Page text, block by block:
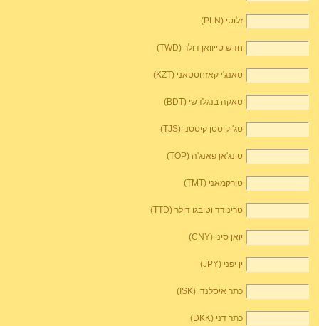
זלוטי (PLN)
חדש טייוואן דולר (TWD)
טאנג'י קאזחסטאני (KZT)
טאקה בנגלדשי (BDT)
טג'יקיסטן קיסטני (TJS)
טונג'אן פאנג'ה (TOP)
טורקמאני (TMT)
טרינידד וטובגו דולר (TTD)
יואן סיני (CNY)
ין יפני (JPY)
כתר איסלנדי (ISK)
כתר דני (DKK)